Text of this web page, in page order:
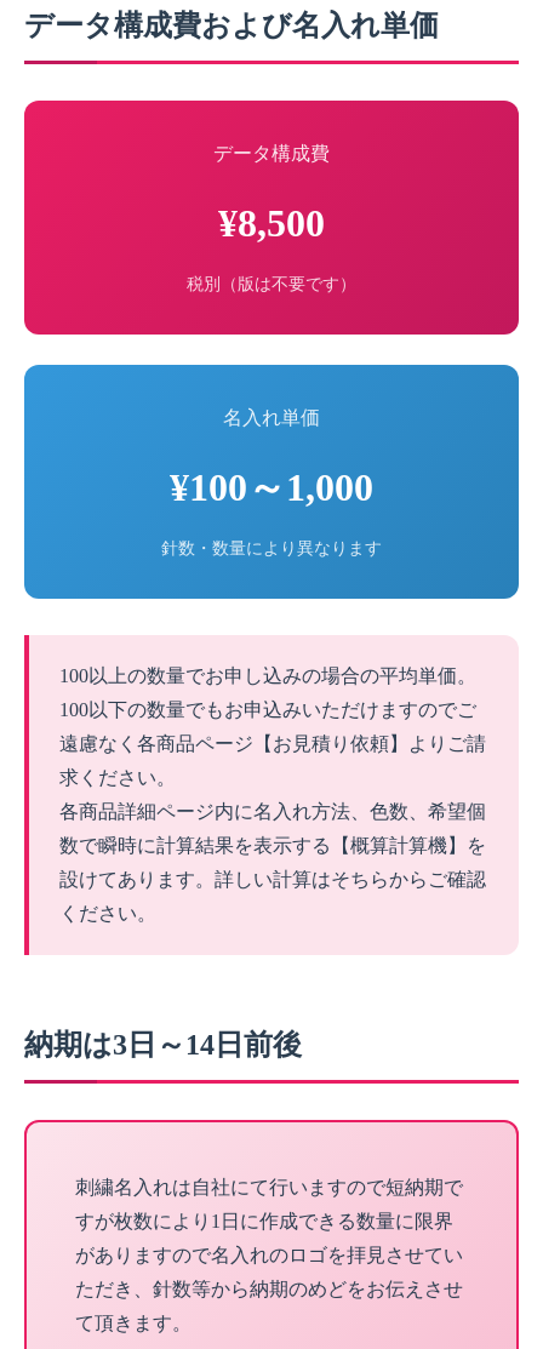
データ構成費および名入れ単価
データ構成費
¥8,500
税別（版は不要です）
名入れ単価
¥100～1,000
針数・数量により異なります
100以上の数量でお申し込みの場合の平均単価。
100以下の数量でもお申込みいただけますのでご
遠慮なく各商品ページ【お見積り依頼】よりご請
求ください。
各商品詳細ページ内に名入れ方法、色数、希望個
数で瞬時に計算結果を表示する【概算計算機】を
設けてあります。詳しい計算はそちらからご確認
ください。
納期は3日～14日前後
刺繍名入れは自社にて行いますので短納期で
すが枚数により1日に作成できる数量に限界
がありますので名入れのロゴを拝見させてい
ただき、針数等から納期のめどをお伝えさせ
て頂きます。